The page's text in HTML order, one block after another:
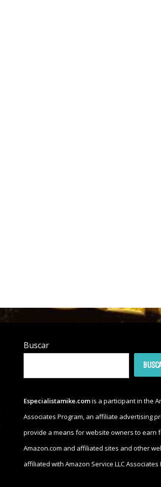
Buscar
Especialistamike.comis a participant in the
Associates Program, an affiliate advertising
provide a means for website owners to earn
Amazon.com and affiliated sites and other
affiliated with Amazon Service LLC Associates